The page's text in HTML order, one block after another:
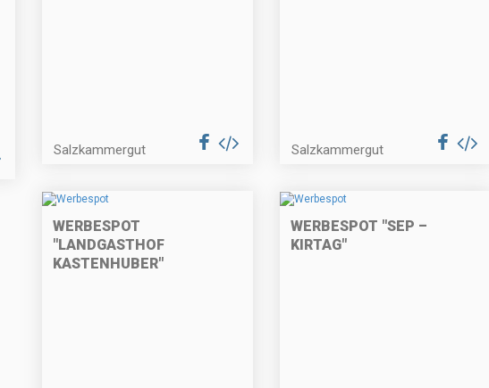
Salzkammergut Salzkammergut
WERBESPOT
"LANDGASTHOF
KASTENHUBER"
WERBESPOT "SEP –
KIRTAG"